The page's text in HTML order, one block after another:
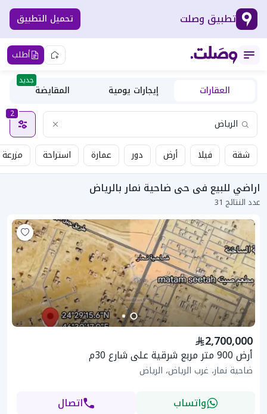
تطبيق وصلت تحميل التطبيق
أطلب
العقارات إيجارات يومية المقايضة
جديد
2
شقة فيلا أرض دور عمارة استراحة مزرعة
اراضي للبيع فى حى ضاحية نمار بالرياض
عدد النتائج 31
2,700,000
أرض 900 متر مربع شرقية على شارع 30م
ضاحية نمار، غرب الرياض، الرياض
واتساب اتصال